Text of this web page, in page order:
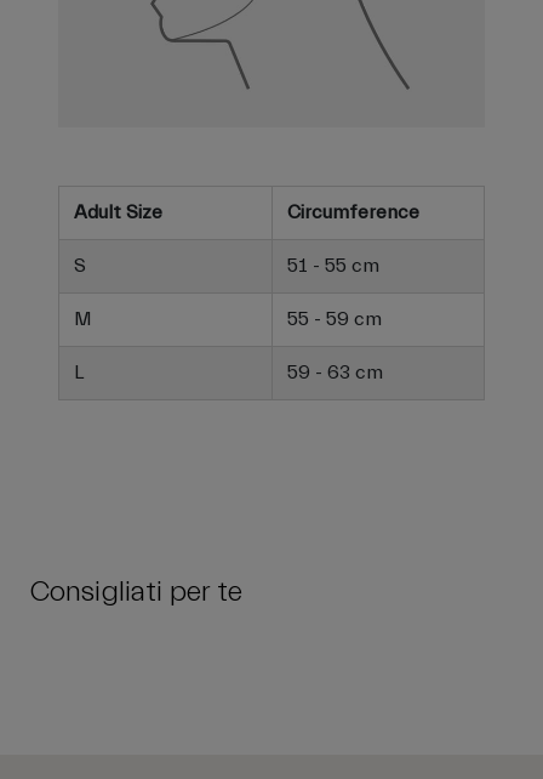
Adult Size Circumference
S 51 - 55 cm
M 55 - 59 cm
L 59 - 63 cm
Consigliati per te